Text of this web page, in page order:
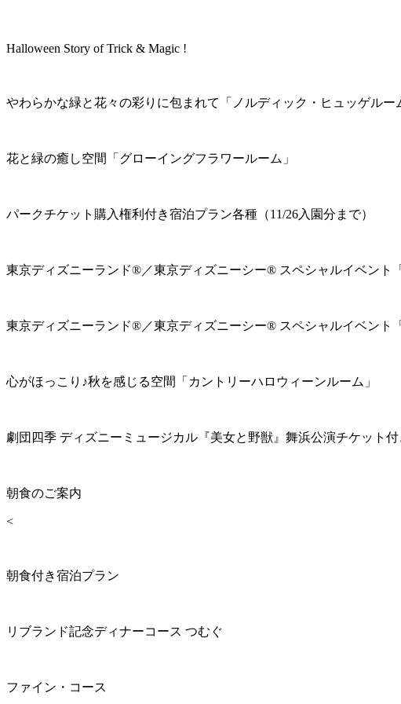
Halloween Story of Trick & Magic !
やわらかな緑と花々の彩りに包まれて「ノルディック・ヒュッゲルー
花と緑の癒し空間「グローイングフラワールーム」
パークチケット購入権利付き宿泊プラン各種（11/26入園分まで）
東京ディズニーランド®／東京ディズニーシー® スペシャルイベン
東京ディズニーランド®／東京ディズニーシー® スペシャルイベン
心がほっこり♪秋を感じる空間「カントリーハロウィーンルーム」
劇団四季 ディズニーミュージカル『美女と野獣』舞浜公演チケット
朝食のご案内
<
朝食付き宿泊プラン
リブランド記念ディナーコース つむぐ
ファイン・コース